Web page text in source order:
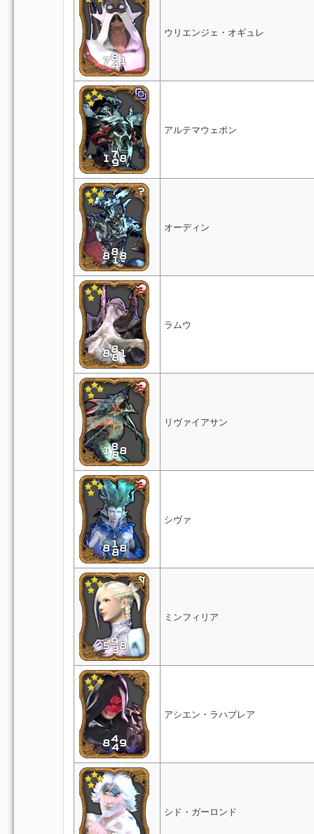
ウリエンジェ・オギュレ
アルテマウェポン
オーディン
ラムウ
リヴァイアサン
シヴァ
ミンフィリア
アシエン・ラハブレア
シド・ガーロンド